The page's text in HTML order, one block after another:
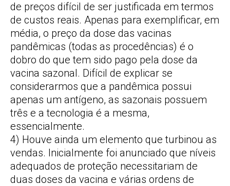
de preços difícil de ser justificada em termos
de custos reais. Apenas para exemplificar, em
média, o preço da dose das vacinas
pandêmicas (todas as procedências) é o
dobro do que tem sido pago pela dose da
vacina sazonal. Difícil de explicar se
considerarmos que a pandêmica possui
apenas um antígeno, as sazonais possuem
três e a tecnologia é a mesma,
essencialmente.
4) Houve ainda um elemento que turbinou as
vendas. Inicialmente foi anunciado que níveis
adequados de proteção necessitariam de
duas doses da vacina e várias ordens de